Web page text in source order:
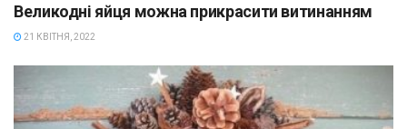
Великодні яйця можна прикрасити витинанням
21 КВІТНЯ, 2022